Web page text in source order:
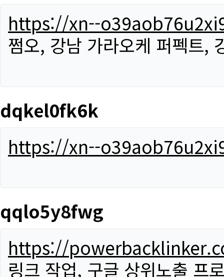
https://xn--
쩜오, 강남 가라오케 퍼펙트,
dqkel0fk6k
https://xn--
qqlo5y8fwg
https://
링크 작업, 구글 상위노출 프